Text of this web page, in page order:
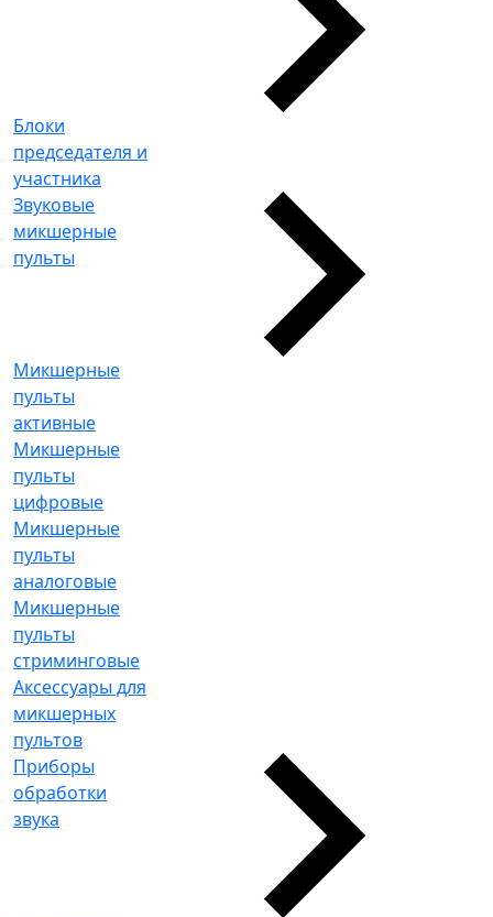
Блоки
председателя и
участника
Звуковые
микшерные
пульты
Микшерные
пульты
активные
Микшерные
пульты
цифровые
Микшерные
пульты
аналоговые
Микшерные
пульты
стриминговые
Аксессуары для
микшерных
пультов
Приборы
обработки
звука